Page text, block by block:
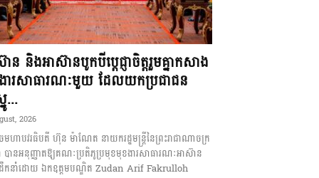
ន និងអាស៊ានបូកបីប្តេជ្ញាចិត្តរួមគ្នាកសាង
ារសាធារណៈមួយ ដែលយកប្រជាជន
...
2026
មហាបវរធិបតី ហ៊ុន ម៉ាណែត នាយករដ្ឋមន្ត្រីនៃព្រះរាជាណាចក្រ
បានអនុញ្ញាតឱ្យគណៈប្រតិភូប្រមុខមុខងារសាធារណៈអាស៊ាន
កនាំដោយ ឯកឧត្តមបណ្ឌិត Zudan Arif Fakrulloh